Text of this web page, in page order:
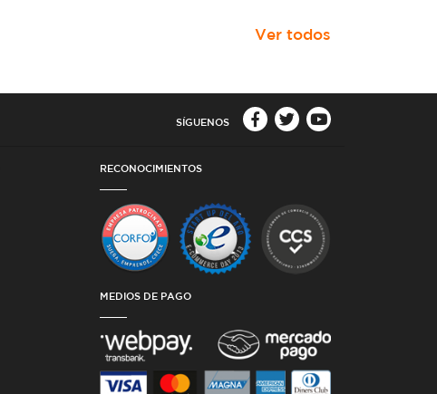
Ver todos
SÍGUENOS
RECONOCIMIENTOS
MEDIOS DE PAGO